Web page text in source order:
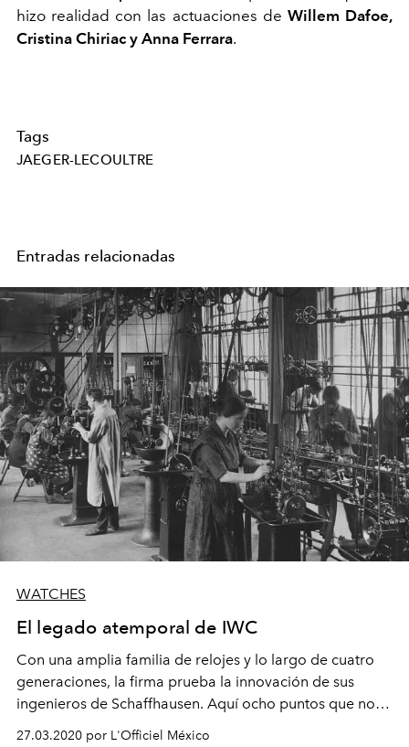
hizo realidad con las actuaciones de Willem Dafoe,
Cristina Chiriac y Anna Ferrara.
Tags
JAEGER-LECOULTRE
Entradas relacionadas
WATCHES
El legado atemporal de IWC
Con una amplia familia de relojes y lo largo de cuatro
generaciones, la firma prueba la innovación de sus
ingenieros de Schaffhausen. Aquí ocho puntos que no
27.03.2020 por L'Officiel México